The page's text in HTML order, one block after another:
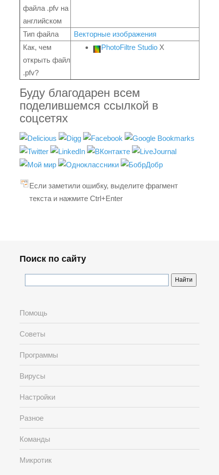
файла .pfv на
английском
Тип файла
Векторные изображения
Как, чем
открыть файл
.pfv?
PhotoFiltre Studio X
Буду благодарен всем
поделившемся ссылкой в
соцсетях
Если заметили ошибку, выделите фрагмент
текста и нажмите Ctrl+Enter
Поиск по сайту
Помощь
Советы
Программы
Вирусы
Настройки
Разное
Команды
Микротик